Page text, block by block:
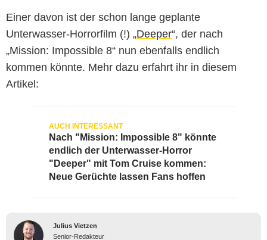
Einer davon ist der schon lange geplante
Unterwasser-Horrorfilm (!) „Deeper“, der nach
„Mission: Impossible 8“ nun ebenfalls endlich
kommen könnte. Mehr dazu erfahrt ihr in diesem
Artikel:
Nach "Mission: Impossible 8" könnte
endlich der Unterwasser-Horror
"Deeper" mit Tom Cruise kommen:
Neue Gerüchte lassen Fans hoffen
Julius Vietzen
Senior-Redakteur